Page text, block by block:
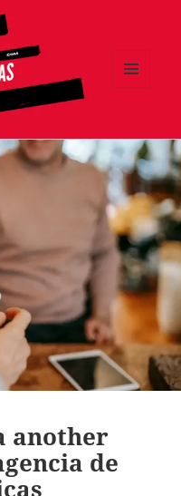
another
de